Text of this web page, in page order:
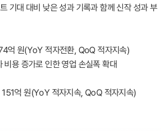
기대 대비 낮은 성과 기록과 함께 신작 성과 부
억 원(YoY 적자전환, QoQ 적자지속)
비용 증가로 인한 영업 손실폭 확대
억 원(YoY 적자지속, QoQ 적자지속)